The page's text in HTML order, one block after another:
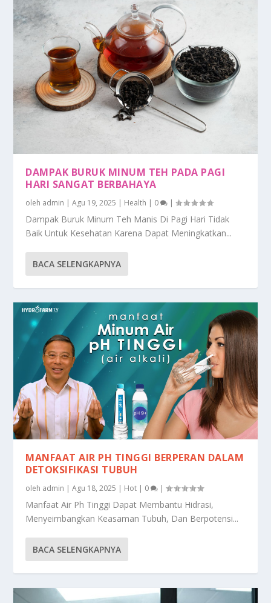
DAMPAK BURUK MINUM TEH PADA PAGI
HARI SANGAT BERBAHAYA
oleh admin |Agu 19, 2025 | Health | 0 |
Dampak Buruk Minum Teh Manis Di Pagi Hari Tidak
Baik Untuk Kesehatan Karena Dapat Meningkatkan...
BACA SELENGKAPNYA
MANFAAT AIR PH TINGGI BERPERAN DALAM
DETOKSIFIKASI TUBUH
oleh admin |Agu 18, 2025 | Hot | 0 |
Manfaat Air Ph Tinggi Dapat Membantu Hidrasi,
Menyeimbangkan Keasaman Tubuh, Dan Berpotensi...
BACA SELENGKAPNYA